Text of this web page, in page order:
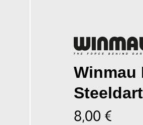
Winmau
8,00 €